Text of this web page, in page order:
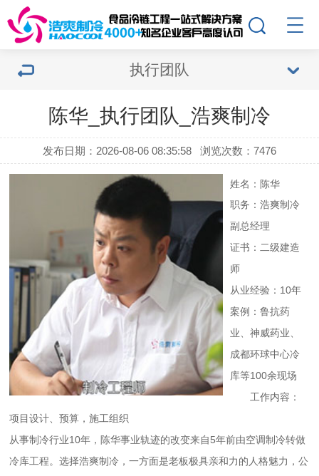
执行团队
陈华_执行团队_浩爽制冷
发布日期：2026-08-06 08:35:58 浏览次数：7476
姓名：陈华
职务：浩爽制冷
副总经理
证书：二级建造
师
从业经验：10年
案例：鲁抗药
业、神威药业、
成都环球中心冷
库等100余现场
工作内容：
项目设计、预算，施工组织
从事制冷行业10年，陈华事业轨迹的改变来自5年前由空调制冷转做
冷库工程。选择浩爽制冷，一方面是老板极具亲和力的人格魅力，公